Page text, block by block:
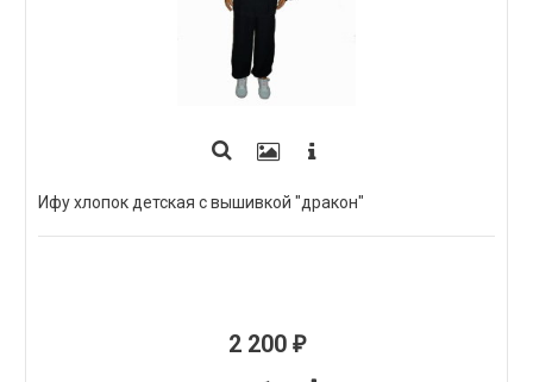
Ифу хлопок детская с вышивкой "дракон"
2 200 ₽